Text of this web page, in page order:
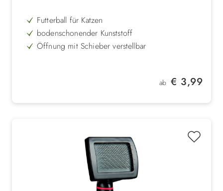
Futterball für Katzen
bodenschonender Kunststoff
Öffnung mit Schieber verstellbar
Regulärer Preis:
ab € 3,99